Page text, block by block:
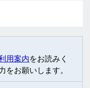
用案内をお読みく
をお願いします。